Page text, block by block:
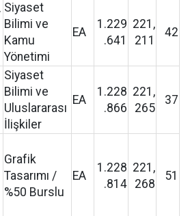
Siyaset
Bilimi ve
Kamu
Yönetimi
EA
1.229
.641
221,
211
42
Siyaset
Bilimi ve
Uluslararası
İlişkiler
EA
1.228
.866
221,
265
37
Grafik
Tasarımı /
%50 Burslu
EA
1.228
.814
221,
268
51